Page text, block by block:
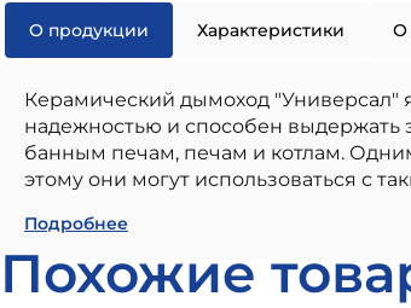
О продукции Характеристики О
Керамический дымоход "Универсал"
надежностью и способен
банным печам, печам и котлам.
этому они могут использоваться с
Керамический дымоход УНИВЕРСАЛ
надежностью и соответствием всем
соответствие стандартам и нормам,
Подробнее
Похожие